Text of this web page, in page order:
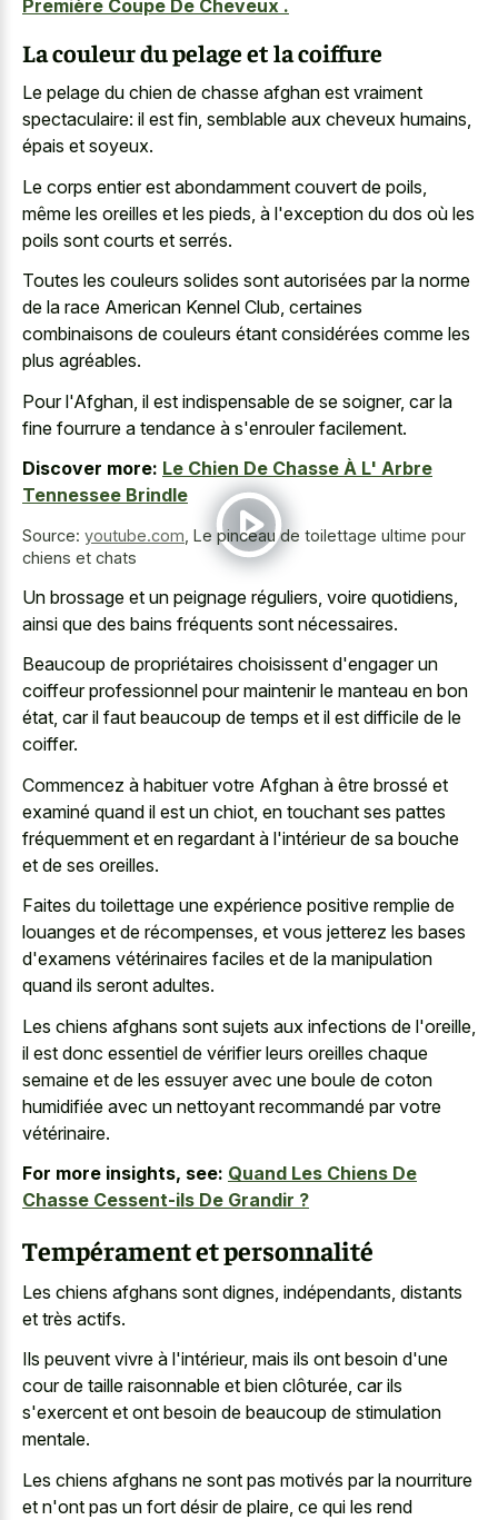
Première Coupe De Cheveux .
La couleur du pelage et la coiffure
Le pelage du chien de chasse afghan est vraiment
spectaculaire: il est fin, semblable aux cheveux humains,
épais et soyeux.
Le corps entier est abondamment couvert de poils,
même les oreilles et les pieds, à l'exception du dos où les
poils sont courts et serrés.
Toutes les couleurs solides sont autorisées par la norme
de la race American Kennel Club, certaines
combinaisons de couleurs étant considérées comme les
plus agréables.
Pour l'Afghan, il est indispensable de se soigner, car la
fine fourrure a tendance à s'enrouler facilement.
Discover more: Le Chien De Chasse À L' Arbre
Tennessee Brindle
Source: youtube.com Le pinceau de toilettage ultime pour
chiens et chats
Un brossage et un peignage réguliers, voire quotidiens,
ainsi que des bains fréquents sont nécessaires.
Beaucoup de propriétaires choisissent d'engager un
coiffeur professionnel pour maintenir le manteau en bon
état, car il faut beaucoup de temps et il est difficile de le
coiffer.
Commencez à habituer votre Afghan à être brossé et
examiné quand il est un chiot, en touchant ses pattes
fréquemment et en regardant à l'intérieur de sa bouche
et de ses oreilles.
Faites du toilettage une expérience positive remplie de
louanges et de récompenses, et vous jetterez les bases
d'examens vétérinaires faciles et de la manipulation
quand ils seront adultes.
Les chiens afghans sont sujets aux infections de l'oreille,
il est donc essentiel de vérifier leurs oreilles chaque
semaine et de les essuyer avec une boule de coton
humidifiée avec un nettoyant recommandé par votre
vétérinaire.
For more insights, see: Quand Les Chiens De
Chasse Cessent-ils De Grandir ?
Tempérament et personnalité
Les chiens afghans sont dignes, indépendants, distants
et très actifs.
Ils peuvent vivre à l'intérieur, mais ils ont besoin d'une
cour de taille raisonnable et bien clôturée, car ils
s'exercent et ont besoin de beaucoup de stimulation
mentale.
Les chiens afghans ne sont pas motivés par la nourriture
et n'ont pas un fort désir de plaire, ce qui les rend